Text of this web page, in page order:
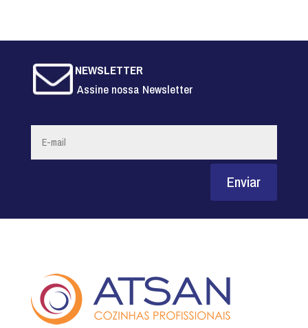
NEWSLETTER
Assine nossa Newsletter
Enviar